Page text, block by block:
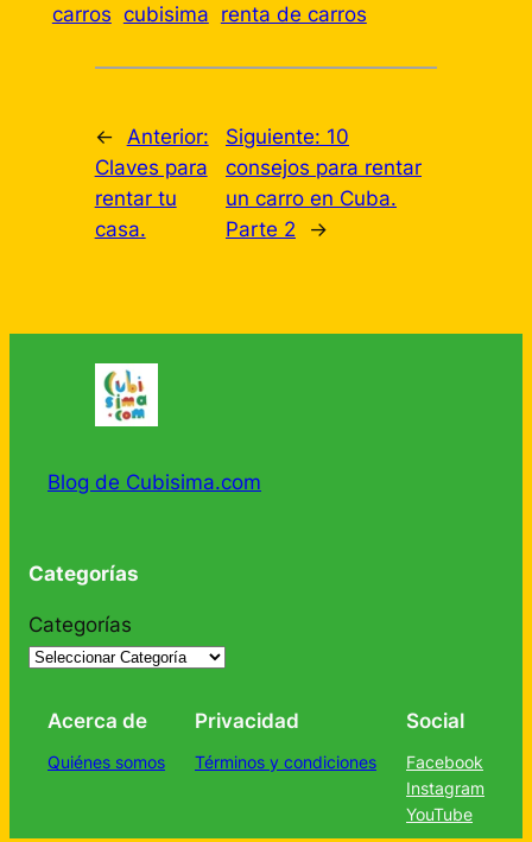
carros cubisima renta de carros
← Anterior:
Claves para
rentar tu
casa.
Siguiente: 10
consejos para rentar
un carro en Cuba.
Parte 2
→
Blog de Cubisima.com
Categorías
Categorías
Acerca de
Quiénes somos
Privacidad
Términos y condiciones
Social
Facebook
Instagram
YouTube